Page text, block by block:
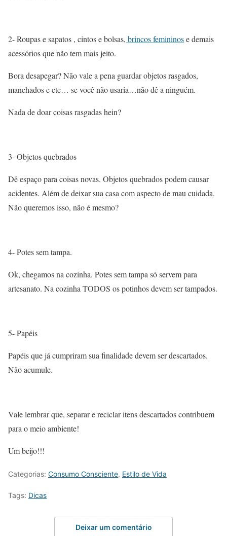
2- Roupas e sapatos , cintos e bolsas, brincos femininose demais
acessórios que não tem mais jeito.
Bora desapegar? Não vale a pena guardar objetos rasgados,
manchados e etc… se você não usaria…não dê a ninguém.
Nada de doar coisas rasgadas hein?
3- Objetos quebrados
Dê espaço para coisas novas. Objetos quebrados podem causar
acidentes. Além de deixar sua casa com aspecto de mau cuidada.
Não queremos isso, não é mesmo?
4- Potes sem tampa.
Ok, chegamos na cozinha. Potes sem tampa só servem para
artesanato. Na cozinha TODOS os potinhos devem ser tampados.
5- Papéis
Papéis que já cumpriram sua finalidade devem ser descartados.
Não acumule.
Vale lembrar que, separar e reciclar itens descartados contribuem
para o meio ambiente!
Um beijo!!!
Categorias: Consumo Consciente, Estilo de Vida
Tags: Dicas
Deixar um comentário